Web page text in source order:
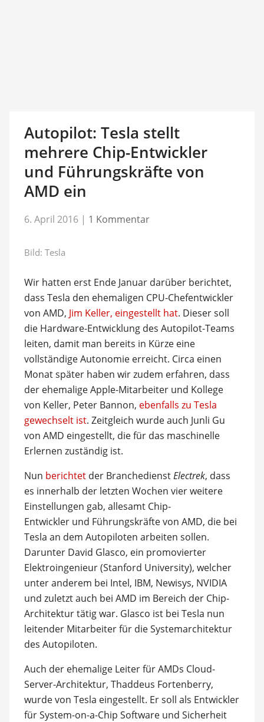
Autopilot: Tesla stellt
mehrere Chip-Entwickler
und Führungskräfte von
AMD ein
6. April 2016 | 1 Kommentar
Bild: Tesla
Wir hatten erst Ende Januar darüber berichtet,
dass Tesla den ehemaligen CPU-Chefentwickler
von AMD, Jim Keller, eingestellt hat. Dieser soll
die Hardware-Entwicklung des Autopilot-Teams
leiten, damit man bereits in Kürze eine
vollständige Autonomie erreicht. Circa einen
Monat später haben wir zudem erfahren, dass
der ehemalige Apple-Mitarbeiter und Kollege
von Keller, Peter Bannon, ebenfalls zu Tesla
gewechselt ist. Zeitgleich wurde auch Junli Gu
von AMD eingestellt, die für das maschinelle
Erlernen zuständig ist.
Nun berichtetder BranchedienstElectrek, dass
es innerhalb der letzten Wochen vier weitere
Einstellungen gab, allesamt Chip-
Entwickler und Führungskräfte von AMD, die bei
Tesla an dem Autopiloten arbeiten sollen.
Darunter David Glasco, ein promovierter
Elektroingenieur (Stanford University), welcher
unter anderem bei Intel, IBM, Newisys, NVIDIA
und zuletzt auch bei AMD im Bereich der Chip-
Architektur tätig war. Glasco ist bei Tesla nun
leitender Mitarbeiter für die Systemarchitektur
des Autopiloten.
Auch der ehemalige Leiter für AMDs Cloud-
Server-Architektur, Thaddeus Fortenberry,
wurde von Tesla eingestellt. Er soll als Entwickler
für System-on-a-Chip Software und Sicherheit